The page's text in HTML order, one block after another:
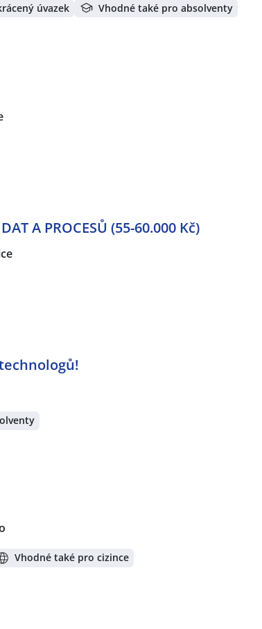
úvazek Vhodné také pro absolventy
A PROCESŮ (55-60.000 Kč)
Vhodné také pro cizince